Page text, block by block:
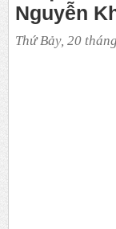
Nguyễn
Thứ Bảy, 20